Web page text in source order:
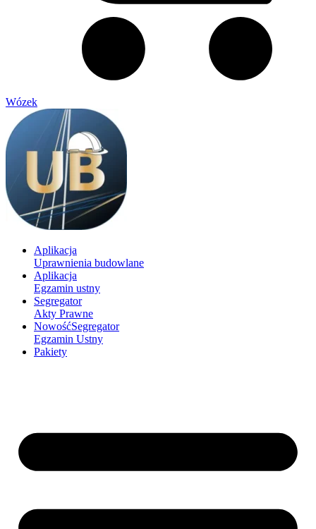
Wózek
Aplikacja
Uprawnienia budowlane
Aplikacja
Egzamin ustny
Segregator
Akty Prawne
NowośćSegregator
Egzamin Ustny
Pakiety